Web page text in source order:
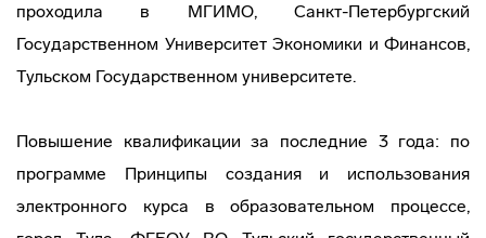
проходила в МГИМО, Санкт-Петербургский
Государственном Университет Экономики и Финансов,
Тульском Государственном университете.
Повышение квалификации за последние 3 года: по
программе Принципы создания и использования
электронного курса в образовательном процессе,